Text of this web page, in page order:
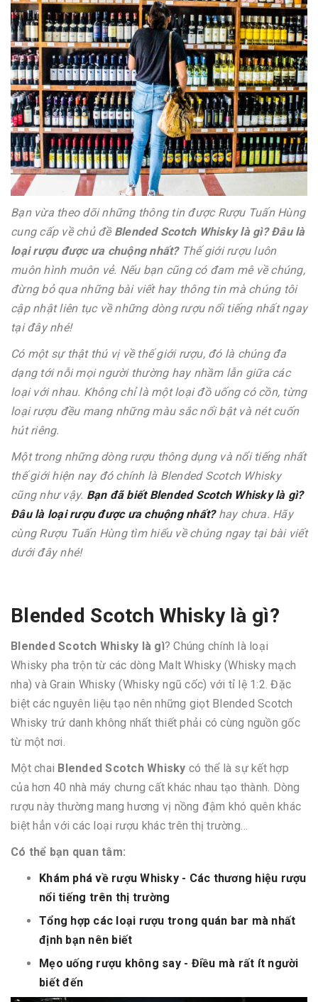
Bạn vừa theo dõi những thông tin được Rượu Tuấn Hùng
cung cấp về chủ đề Blended Scotch Whisky là gì? Đâu là
loại rượu được ưa chuộng nhất?Thế giới rượu luôn
muôn hình muôn vẻ. Nếu bạn cũng có đam mê về chúng,
đừng bỏ qua những bài viết hay thông tin mà chúng tôi
cập nhật liên tục về những dòng rượu nổi tiếng nhất ngay
tại đây nhé!
Có một sự thật thú vị về thế giới rượu, đó là chúng đa
dạng tới nỗi mọi người thường hay nhầm lẫn giữa các
loại với nhau. Không chỉ là một loại đồ uống có cồn, từng
loại rượu đều mang những màu sắc nổi bật và nét cuốn
hút riêng.
Một trong những dòng rượu thông dụng và nổi tiếng nhất
thế giới hiện nay đó chính là Blended Scotch Whisky
cũng như vậy. Bạn đã biết Blended Scotch Whisky là gì?
Đâu là loại rượu được ưa chuộng nhất?hay chưa. Hãy
cùng Rượu Tuấn Hùng tìm hiểu về chúng ngay tại bài viết
dưới đây nhé!
Blended Scotch Whisky là gì?
Blended Scotch Whisky là gì? Chúng chính là loại
Whisky pha trộn từ các dòng Malt Whisky (Whisky mạch
nha) và Grain Whisky (Whisky ngũ cốc) với tỉ lệ 1:2. Đặc
biệt các nguyên liệu tạo nên những giọt Blended Scotch
Whisky trứ danh không nhất thiết phải có cùng nguồn gốc
từ một nơi.
Một chai Blended Scotch Whisky có thể là sự kết hợp
của hơn 40 nhà máy chưng cất khác nhau tạo thành. Dòng
rượu này thường mang hương vị nồng đậm khó quên khác
biệt hẳn với các loại rượu khác trên thị trường…
Có thể bạn quan tâm:
Khám phá về rượu Whisky - Các thương hiệu rượu
nổi tiếng trên thị trường
Tổng hợp các loại rượu trong quán bar mà nhất
định bạn nên biết
Mẹo uống rượu không say - Điều mà rất ít người
biết đến